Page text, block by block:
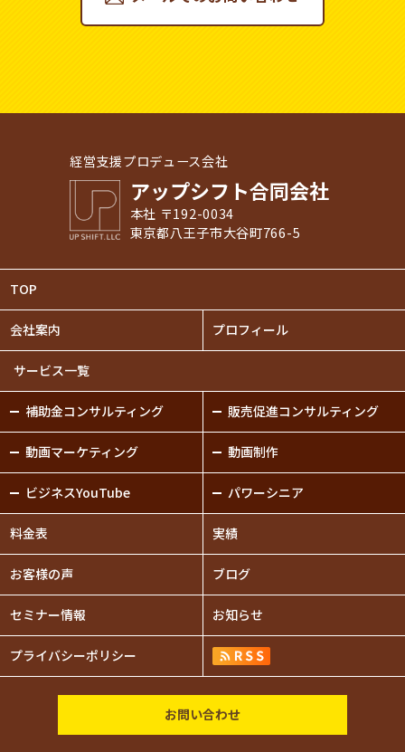
経営支援プロデュース会社
アップシフト合同会社
本社 〒192-0034
東京都八王子市大谷町766-5
TOP
会社案内 プロフィール
サービス一覧
補助金コンサルティング 販売促進コンサルティング
動画マーケティング 動画制作
ビジネスYouTube パワーシニア
料金表 実績
お客様の声 ブログ
セミナー情報 お知らせ
お問い合わせ
プライバシーポリシー